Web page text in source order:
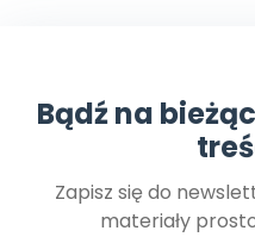
Bądź na
Zapisz się do
materiały